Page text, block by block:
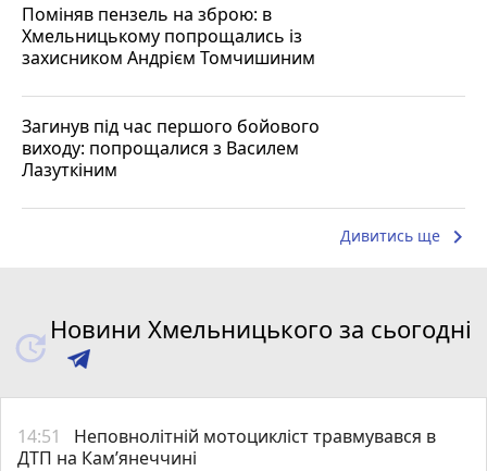
Поміняв пензель на зброю: в
Хмельницькому попрощались із
захисником Андрієм Томчишиним
Загинув під час першого бойового
виходу: попрощалися з Василем
Лазуткіним
Дивитись ще keyboard_arrow_right
Новини Хмельницького за сьогодні
14:51
Неповнолітній мотоцикліст травмувався в
ДТП на Кам’янеччині